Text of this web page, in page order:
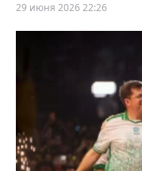
29 июня 2026 22:26